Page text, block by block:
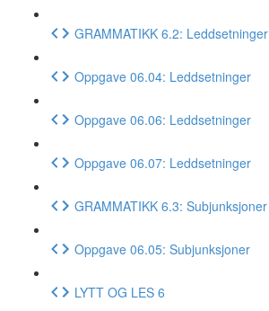
GRAMMATIKK 6.2: Leddsetninger
Oppgave 06.04: Leddsetninger
Oppgave 06.06: Leddsetninger
Oppgave 06.07: Leddsetninger
GRAMMATIKK 6.3: Subjunksjoner
Oppgave 06.05: Subjunksjoner
LYTT OG LES 6